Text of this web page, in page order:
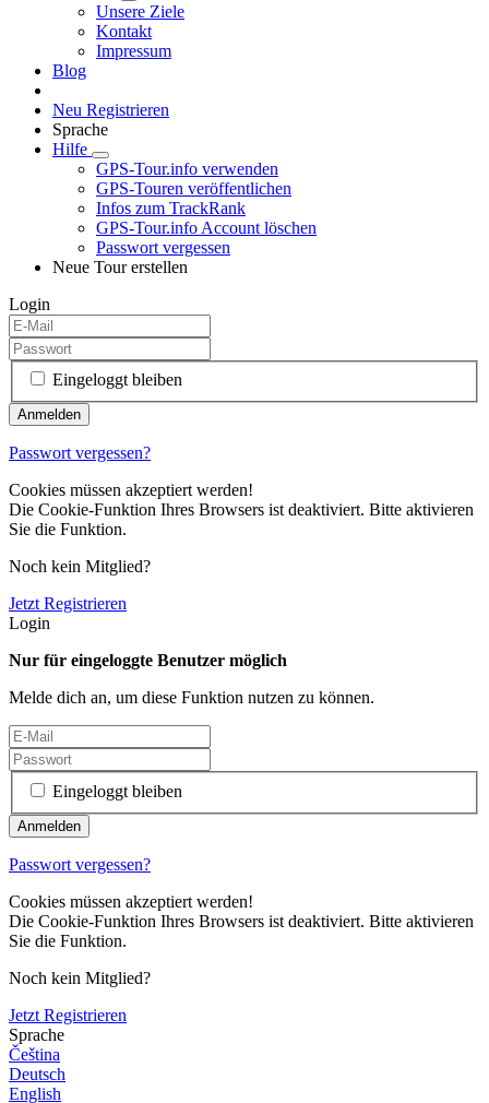
Unsere Ziele
Kontakt
Impressum
Blog
Neu Registrieren
Sprache
Hilfe
GPS-Tour.info verwenden
GPS-Touren veröffentlichen
Infos zum TrackRank
GPS-Tour.info Account löschen
Passwort vergessen
Neue Tour erstellen
Login
Eingeloggt bleiben
Passwort vergessen?
Cookies müssen akzeptiert werden!
Die Cookie-Funktion Ihres Browsers ist deaktiviert. Bitte aktivieren
Sie die Funktion.
Noch kein Mitglied?
Jetzt Registrieren
Login
Nur für eingeloggte Benutzer möglich
Melde dich an, um diese Funktion nutzen zu können.
Eingeloggt bleiben
Passwort vergessen?
Cookies müssen akzeptiert werden!
Die Cookie-Funktion Ihres Browsers ist deaktiviert. Bitte aktivieren
Sie die Funktion.
Noch kein Mitglied?
Jetzt Registrieren
Sprache
Čeština
Deutsch
English